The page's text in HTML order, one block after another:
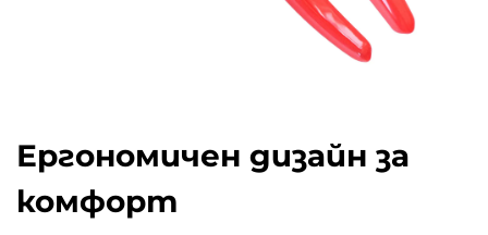
Ергономичен дизайн за
комфорт